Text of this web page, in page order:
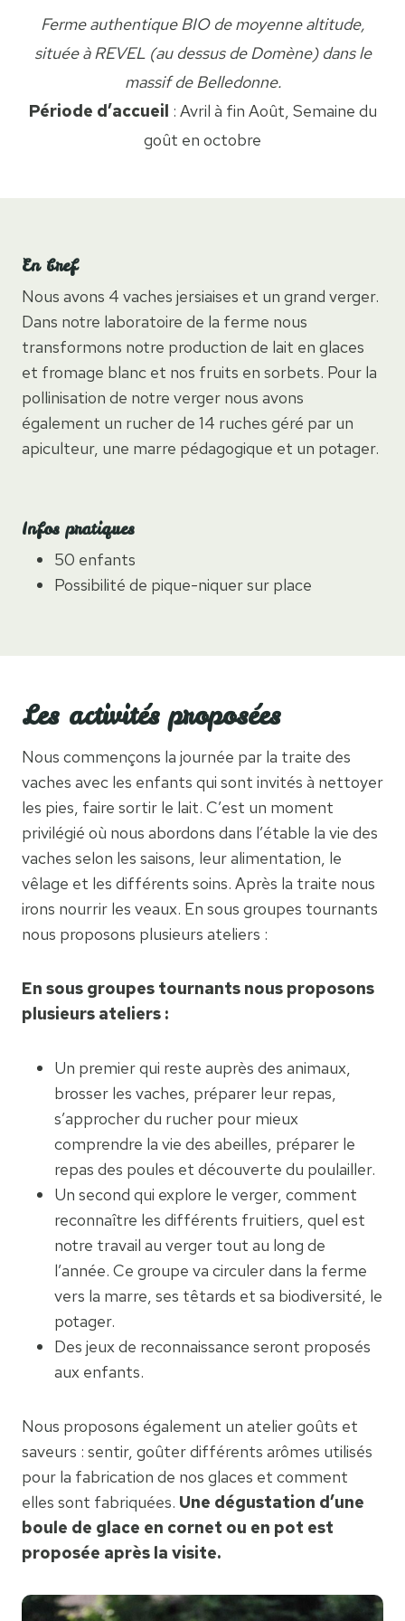
Ferme authentique BIO de moyenne altitude,
située à REVEL (au dessus de Domène) dans le
massif de Belledonne.
Période d’accueil : Avril à fin Août, Semaine du
goût en octobre
En bref
Nous avons 4 vaches jersiaises et un grand verger.
Dans notre laboratoire de la ferme nous
transformons notre production de lait en glaces
et fromage blanc et nos fruits en sorbets. Pour la
pollinisation de notre verger nous avons
également un rucher de 14 ruches géré par un
apiculteur, une marre pédagogique et un potager.
Infos pratiques
50 enfants
Possibilité de pique-niquer sur place
Les activités proposées
Nous commençons la journée par la traite des
vaches avec les enfants qui sont invités à nettoyer
les pies, faire sortir le lait. C’est un moment
privilégié où nous abordons dans l’étable la vie des
vaches selon les saisons, leur alimentation, le
vêlage et les différents soins. Après la traite nous
irons nourrir les veaux. En sous groupes tournants
nous proposons plusieurs ateliers :
En sous groupes tournants nous proposons
plusieurs ateliers :
Un premier qui reste auprès des animaux,
brosser les vaches, préparer leur repas,
s’approcher du rucher pour mieux
comprendre la vie des abeilles, préparer le
repas des poules et découverte du poulailler.
Un second qui explore le verger, comment
reconnaître les différents fruitiers, quel est
notre travail au verger tout au long de
l’année. Ce groupe va circuler dans la ferme
vers la marre, ses têtards et sa biodiversité, le
potager.
Des jeux de reconnaissance seront proposés
aux enfants.
Nous proposons également un atelier goûts et
saveurs : sentir, goûter différents arômes utilisés
pour la fabrication de nos glaces et comment
elles sont fabriquées. Une dégustation d’une
boule de glace en cornet ou en pot est
proposée après la visite.